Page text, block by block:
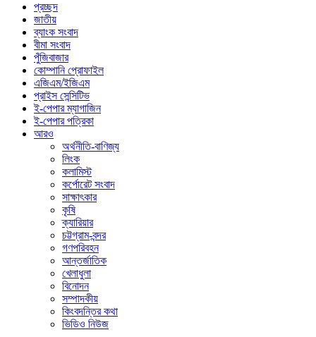
প্রচ্ছদ
জাতীয়
ব্যাংক সংবাদ
বীমা সংবাদ
পুঁজিবাজার
কোম্পানি প্রোফাইল
এজিএম/ইজিএম
প্রাইস সেন্সিটিভ
ই-পেপার ম্যাগাজিন
ই-পেপার পত্রিকা
আরও
অর্থনীতি-বাণিজ্য
লিংক
কলামিস্ট
কর্পোরেট সংবাদ
সাক্ষাৎকার
কৃষি
ক্যারিয়ার
চট্টগ্রাম-বন্দর
গণপরিবহন
আন্তর্জাতিক
খেলাধুলা
বিনোদন
সম্পাদকীয়
কিংবদন্তির কথা
ভিডিও নিউজ